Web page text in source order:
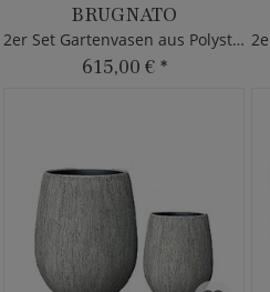
BRUGNATO
2er Set Gartenvasen aus Polystone
615,00 € *